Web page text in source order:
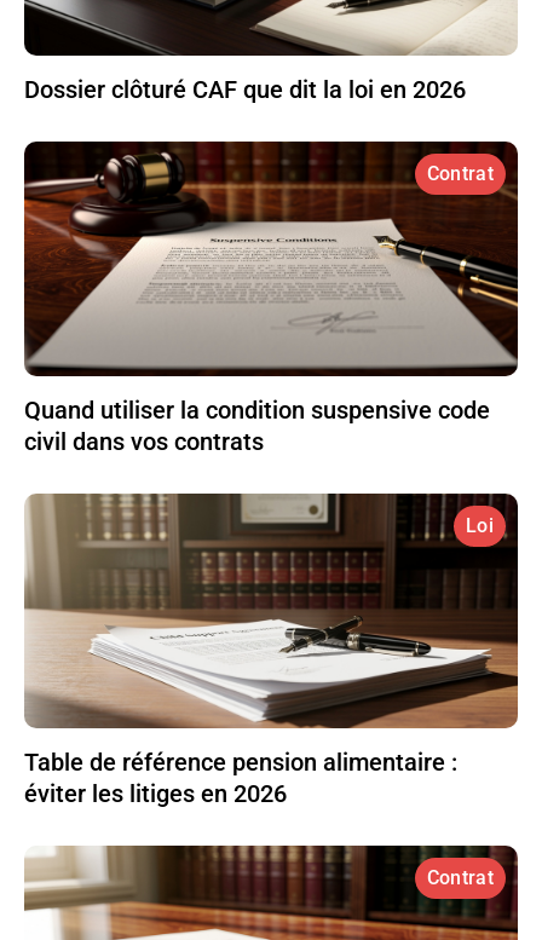
Dossier clôturé CAF que dit la loi en 2026
Contrat
Quand utiliser la condition suspensive code
civil dans vos contrats
Loi
Table de référence pension alimentaire :
éviter les litiges en 2026
Contrat